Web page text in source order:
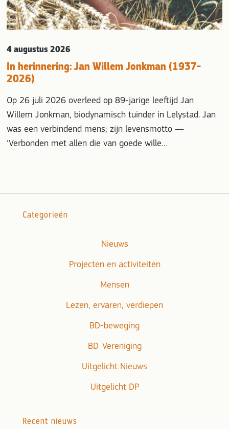
In herinnering: Jan Willem Jonkman (1937-
2026)
4 augustus 2026
Op 26 juli 2026 overleed op 89-jarige leeftijd Jan
Willem Jonkman, biodynamisch tuinder in Lelystad. Jan
was een verbindend mens; zijn levensmotto —
‘Verbonden met allen die van goede wille…
Categorieën
Nieuws
Projecten en activiteiten
Mensen
Lezen, ervaren, verdiepen
BD-beweging
BD-Vereniging
Uitgelicht Nieuws
Uitgelicht DP
Recent nieuws